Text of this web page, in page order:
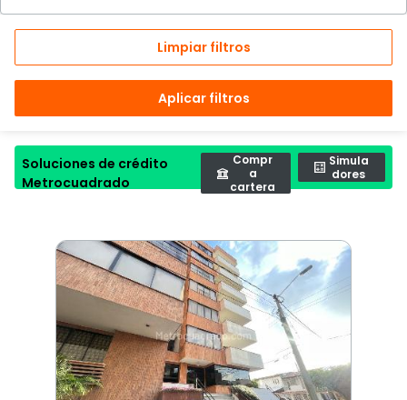
Limpiar filtros
Aplicar filtros
Soluciones de crédito
Metrocuadrado
Compr
a
cartera
Simula
dores